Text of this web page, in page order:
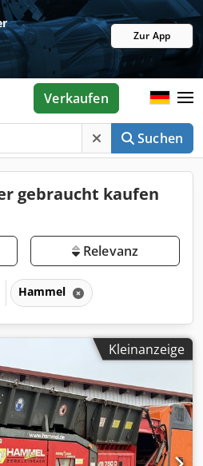
Zur App
Suchen
Verkaufen
gebraucht kaufen
Relevanz
Hammel
Kleinanzeige